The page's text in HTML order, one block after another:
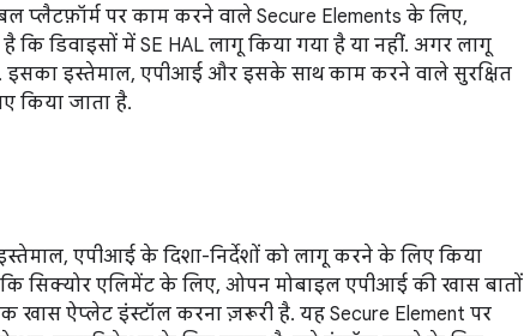
प्लैटफ़ॉर्म पर काम करने वाले Secure Elements के लिए,
कि डिवाइसों में SE HAL लागू किया गया है या नहीं. अगर लागू
इसका इस्तेमाल, एपीआई और इसके साथ काम करने वाले सुरक्षित
किया जाता है.
एपीआई के दिशा-निर्देशों को लागू करने के लिए किया
कि सिक्योर एलिमेंट के लिए, ओपन मोबाइल एपीआई की खास बातों
खास ऐप्लेट इंस्टॉल करना ज़रूरी है. यह Secure Element पर